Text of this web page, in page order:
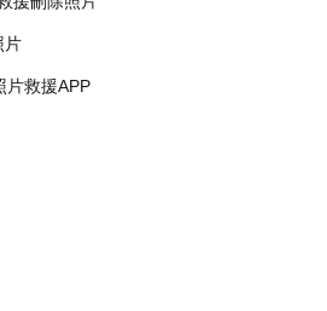
片
片救援APP